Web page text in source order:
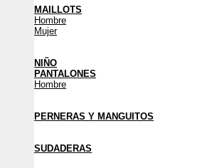
MAILLOTS
Hombre
Mujer
NIÑO
PANTALONES
Hombre
PERNERAS Y MANGUITOS
SUDADERAS